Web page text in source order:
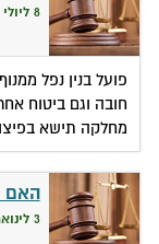
8 ליולי 2011
פועל בנין נפל
חובה וגם ביטוח
מחלקה תישא
האם
3 לינואר 2011